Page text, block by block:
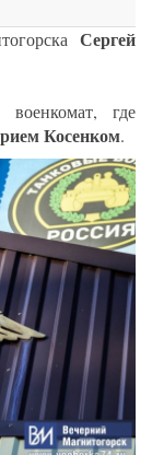
Сергей
где
Косенком.